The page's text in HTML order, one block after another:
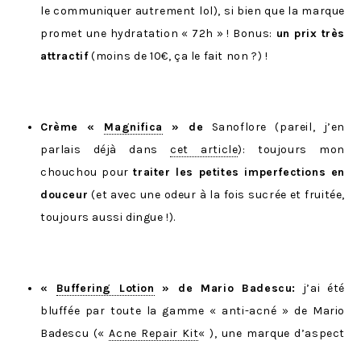
le communiquer autrement lol), si bien que la marque
promet une hydratation « 72h » ! Bonus: un prix très
attractif(moins de 10€, ça le fait non ?) !
Crème « Magnifica » de Sanoflore (pareil, j’en
parlais déjà danscet article): toujours mon
chouchou pourtraiter les petites imperfections en
douceur (et avec une odeur à la fois sucrée et fruitée,
toujours aussi dingue !).
« Buffering Lotion » de Mario Badescu:
j’ai été
bluffée par toute la gamme « anti-acné » de Mario
Badescu («Acne Repair Kit« ), une marque d’aspect